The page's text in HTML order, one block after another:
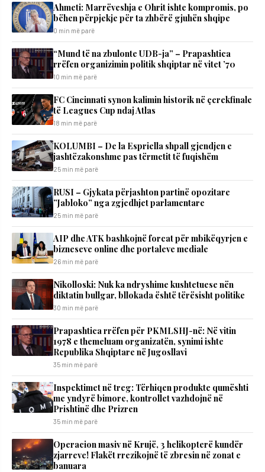
Ahmeti: Marrëveshja e Ohrit ishte kompromis, po
bëhen përpjekje për ta zhbërë gjuhën shqipe
0 min më parë
“Mund të na zbulonte UDB-ja” – Prapashtica
rrëfen organizimin politik shqiptar në vitet ’70
10 min më parë
FC Cincinnati synon kalimin historik në çerekfinale
të Leagues Cup ndaj Atlas
18 min më parë
KOLUMBI – De la Espriella shpall gjendjen e
jashtëzakonshme pas tërmetit të fuqishëm
25 min më parë
RUSI – Gjykata përjashton partinë opozitare
”Jabloko” nga zgjedhjet parlamentare
25 min më parë
AIP dhe ATK bashkojnë forcat për mbikëqyrjen e
bizneseve online dhe portaleve mediale
26 min më parë
Nikolloski: Nuk ka ndryshime kushtetuese nën
diktatin bullgar, bllokada është tërësisht politike
30 min më parë
Prapashtica rrëfen për PKMLSHJ-në: Në vitin
1978 e themeluam organizatën, synimi ishte
Republika Shqiptare në Jugosllavi
35 min më parë
Inspektimet në treg: Tërhiqen produkte qumështi
me yndyrë bimore, kontrollet vazhdojnë në
Prishtinë dhe Prizren
35 min më parë
Operacion masiv në Krujë, 3 helikopterë kundër
zjarreve! Flakët rrezikojnë të zbresin në zonat e
banuara